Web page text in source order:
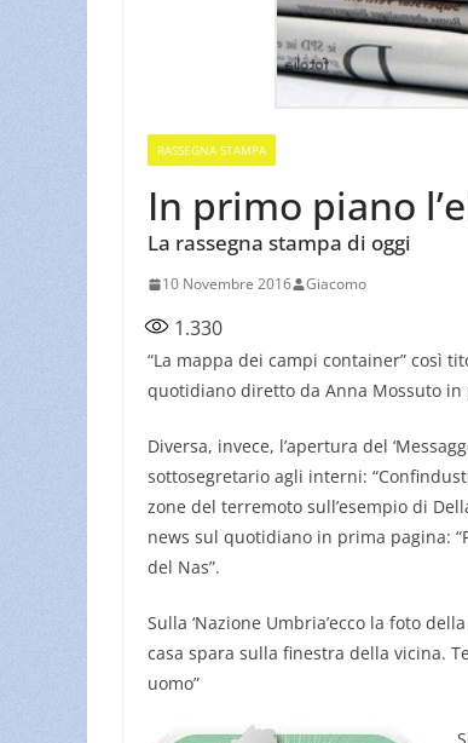
RASSEGNA STAMPA
In primo piano
La rassegna stampa di oggi
10 Novembre 2016 Giacomo
1.330
“La mappa dei campi container” così
quotidiano diretto da Anna Mossuto in
Diversa, invece, l’apertura del
sottosegretario agli interni:
zone del terremoto sull’esempio di
news sul quotidiano in prima pagina:
del Nas”.
Sulla ‘Nazione Umbria’ecco la foto
casa spara sulla finestra della vicina.
uomo”